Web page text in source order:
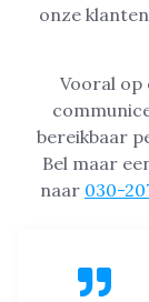
onze
Vooral op
bereikbaar
Bel maar
naar 030-